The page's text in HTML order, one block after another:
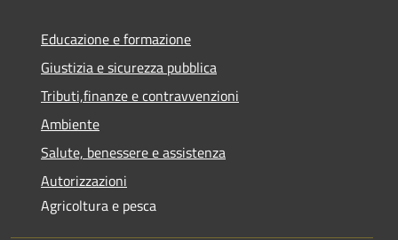
Educazione e formazione
Giustizia e sicurezza pubblica
Tributi,finanze e contravvenzioni
Ambiente
Salute, benessere e assistenza
Autorizzazioni
Agricoltura e pesca